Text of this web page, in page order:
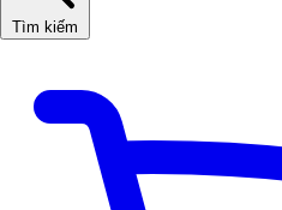
Tìm kiếm